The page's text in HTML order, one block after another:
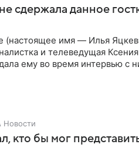
сдержала данное
(настоящее имя — Илья
и телеведущая
ему во время интервью с
кто бы мог